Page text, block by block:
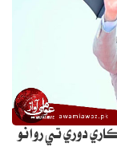
دوري تي روانو